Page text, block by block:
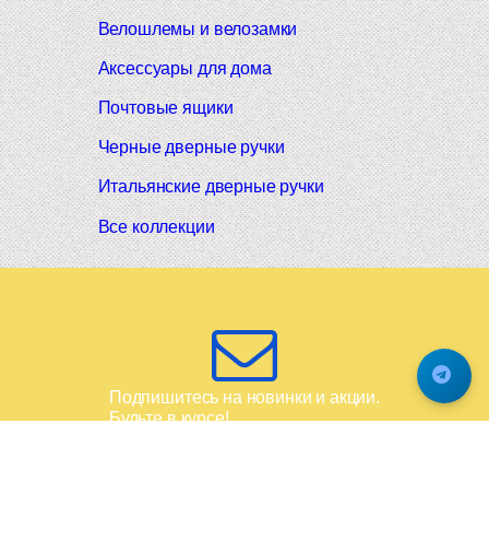
Велошлемы и велозамки
Аксессуары для дома
Почтовые ящики
Черные дверные ручки
Итальянские дверные ручки
Все коллекции
Подпишитесь на новинки и акции.
Будьте в курсе!